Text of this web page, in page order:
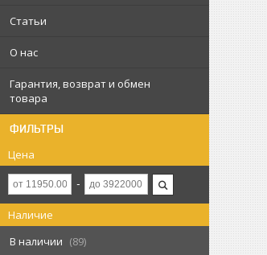
Статьи
О нас
Гарантия, возврат и обмен
товара
ФИЛЬТРЫ
Цена
Наличие
В наличии
89